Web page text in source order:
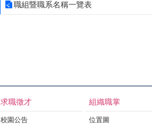
職組暨職系名稱一覽表
求職徵才
校園公告
組織職掌
位置圖